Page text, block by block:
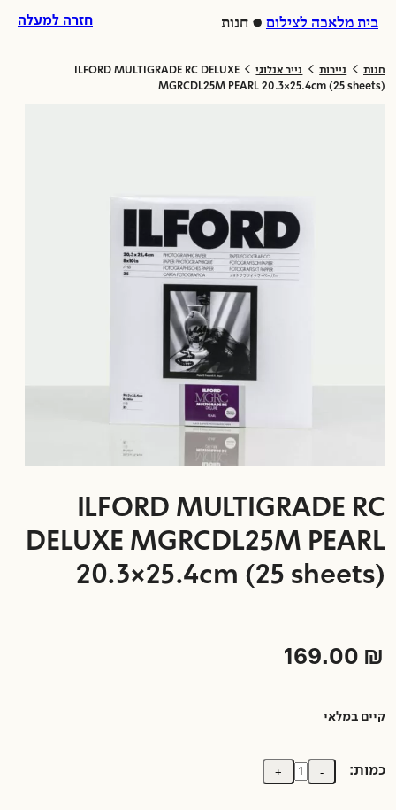
חזרה למעלה בית מלאכה לצילום חנות
חנות > ניירות > נייר אנלוגי >
ILFORD MULTIGRADE RC DELUXE
MGRCDL25M PEARL 20.3×25.4cm (25 sheets)
ILFORD MULTIGRADE RC
DELUXE MGRCDL25M PEARL
20.3×25.4cm (25 sheets)
169.00 ₪
קיים במלאי
כמות: -
+